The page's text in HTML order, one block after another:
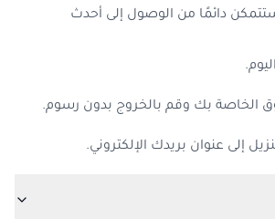
دائمًا من الوصول إلى أحدث
الخاصة بك وقم بالخروج بدون رسوم.
إلى عنوان بريدك الإلكتروني.